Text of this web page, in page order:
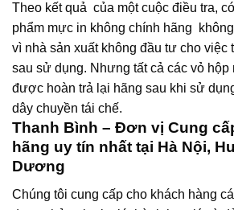
Theo kết quả của một cuộc điều tra,
phẩm mực in không chính hãng
vì nhà sản xuất không đầu tư cho việc
sau sử dụng. Nhưng tất cả các vỏ hộp
được hoàn trả lại hãng sau khi sử
dây chuyền tái chế.
Thanh Bình – Đơn vị Cung
hãng uy tín nhất tại Hà Nội,
Dương
Chúng tôi cung cấp cho khách hàng